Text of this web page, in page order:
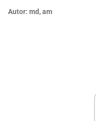
Autor: md ,am